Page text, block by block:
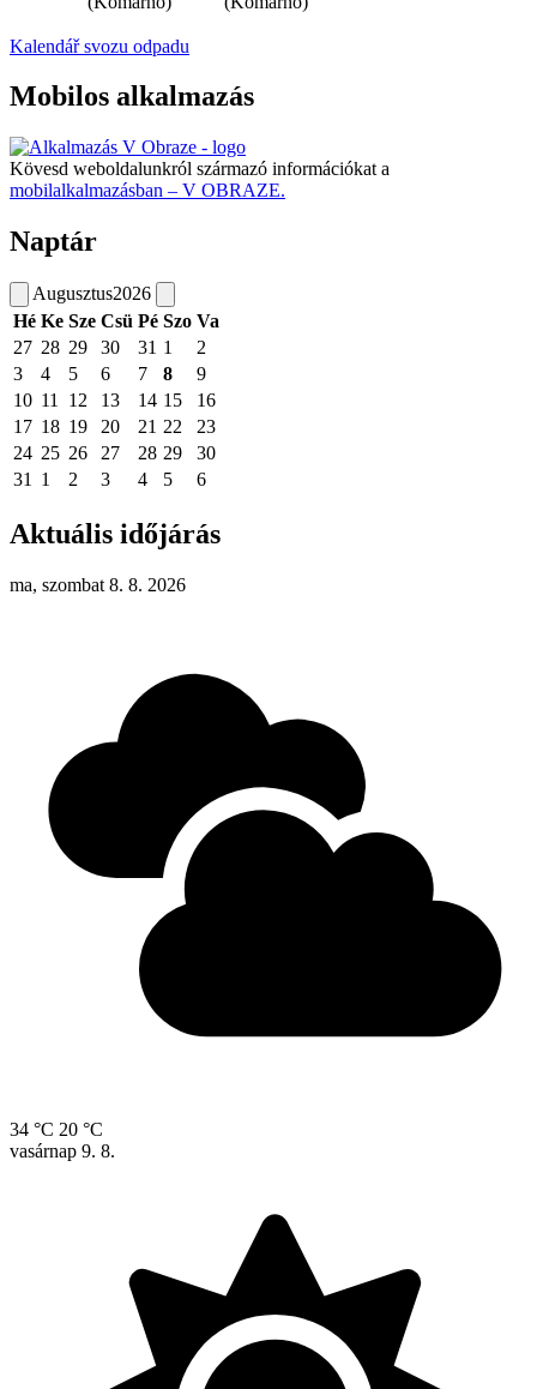
Kalendář svozu odpadu
Mobilos alkalmazás
Kövesd weboldalunkról származó információkat a
mobilalkalmazásban – V OBRAZE.
Naptár
Augusztus2026
Hé Ke Sze Csü Pé Szo Va
27 28 29 30 31 1
2
3
4 5 6 7 8
9
10 11 12 13 14 15
16
17 18 19 20 21 22
23
24 25 26 27 28 29
30
31
1 2 3 4 5 6
Aktuális időjárás
ma, szombat 8. 8. 2026
34 °C 20 °C
vasárnap 9. 8.